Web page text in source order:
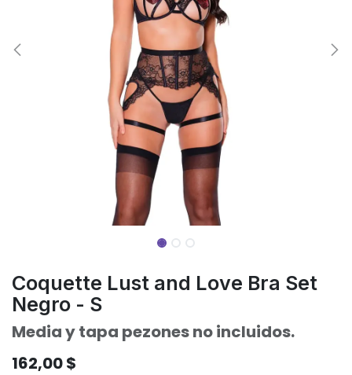
Coquette Lust and Love Bra Set
Negro - S
Media y tapa pezones no incluidos.
162,00$